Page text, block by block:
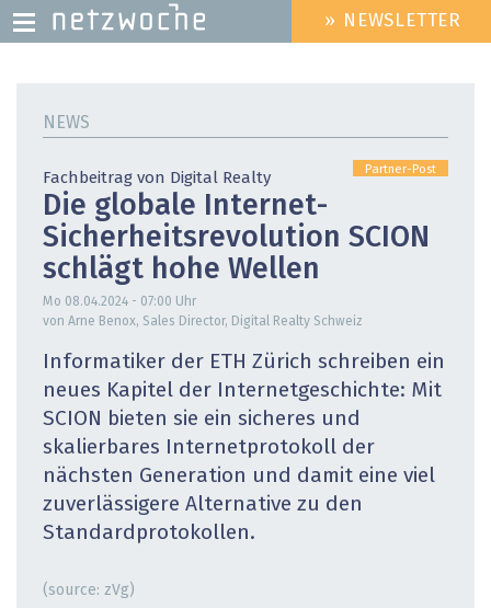
Inhalt
HEADER
MENU
» NEWSLETTER
NEWS
Partner-Post
Fachbeitrag von Digital Realty
Die globale Internet-
Sicherheits­revolution SCION
schlägt hohe Wellen
Mo 08.04.2024 - 07:00 Uhr
von Arne Benox, Sales Director, Digital Realty Schweiz
Informatiker der ETH Zürich schreiben ein
neues Kapitel der Internetgeschichte: Mit
SCION ­bieten sie ein sicheres und
skalierbares Internetprotokoll der
nächsten Generation und damit eine viel
zuverlässigere Alternative zu den
Standardprotokollen.
(source: zVg)